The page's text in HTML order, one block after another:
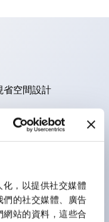
，以提供社交媒體
的社交媒體、廣告
站的資料，這些合
省空間設計
照光）
關以及蜂鳴器、撥
最大支持3c接點。